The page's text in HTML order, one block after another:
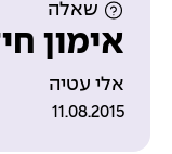
שאלה
אימון
אלי עטיה
11.08.2015